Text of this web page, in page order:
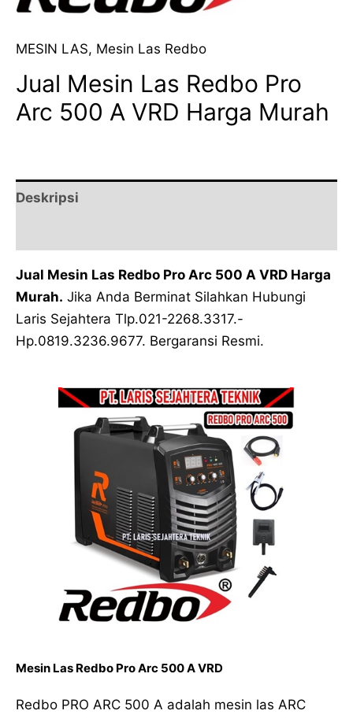
MESIN LAS, Mesin Las Redbo
Jual Mesin Las Redbo Pro
Arc 500 A VRD Harga Murah
Deskripsi
Jual Mesin Las Redbo Pro Arc 500 A VRD Harga
Murah. Jika Anda Berminat Silahkan Hubungi
Laris Sejahtera Tlp.021-2268.3317.-
Hp.0819.3236.9677. Bergaransi Resmi.
Mesin Las Redbo Pro Arc 500 A VRD
Redbo PRO ARC 500 A adalah mesin las ARC